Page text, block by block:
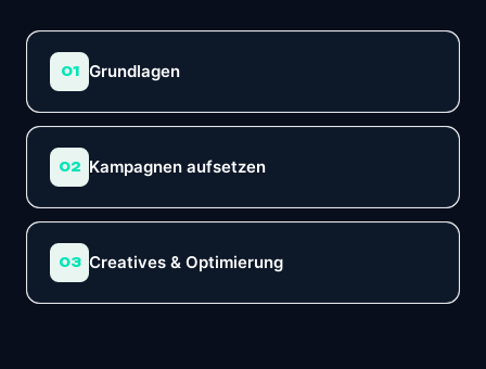
01 Grundlagen
02 Kampagnen aufsetzen
03 Creatives & Optimierung